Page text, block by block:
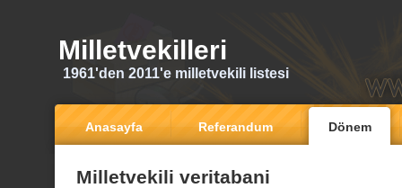
Milletvekilleri
1961'den 2011'e milletvekili listesi
Anasayfa Referandum Dönem
Milletvekili veritabani